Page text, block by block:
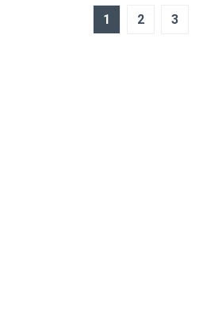
1 2 3